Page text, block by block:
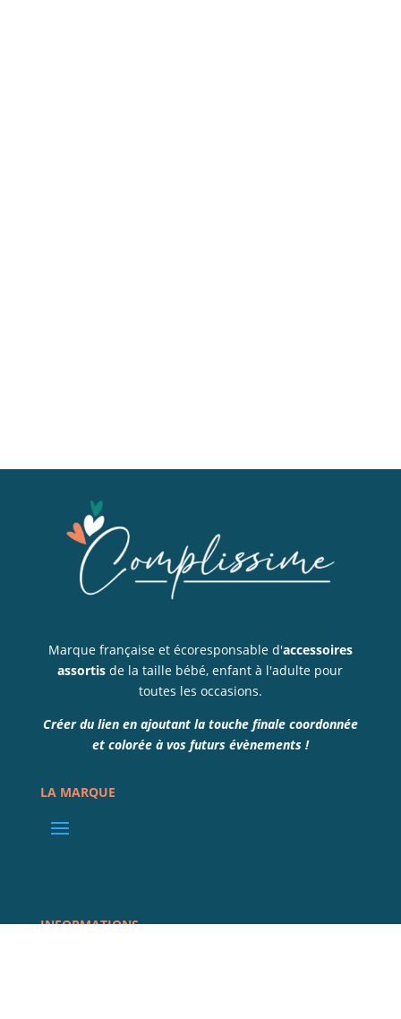
Marque française et écoresponsable d'accessoires
assortis de la taille bébé, enfant à l'adulte pour
toutes les occasions.
Créer du lien en ajoutant la touche finale coordonnée
et colorée à vos futurs évènements !
LA MARQUE
INFORMATIONS